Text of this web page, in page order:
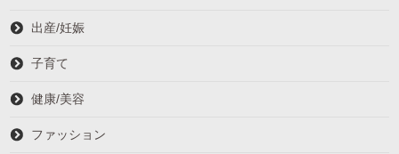
出産/妊娠
子育て
健康/美容
ファッション